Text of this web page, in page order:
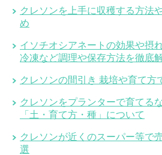
クレソンを上手に収穫する方法
め
イソチオシアネートの効果や摂
冷凍など調理や保存方法を徹底
クレソンの間引き 栽培や育て方
クレソンをプランターで育てる
「土・育て方・種」について
クレソンが近くのスーパー等で
選